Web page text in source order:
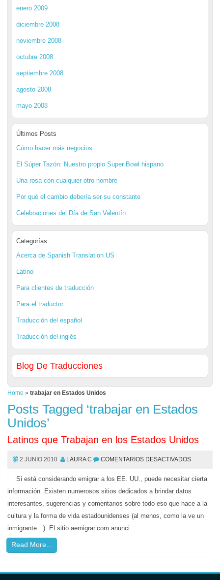
enero 2009
diciembre 2008
noviembre 2008
octubre 2008
septiembre 2008
agosto 2008
mayo 2008
Últimos Posts
Cómo hacer más negocios
El Súper Tazón: Nuestro propio Super Bowl hispano
Una rosa con cualquier otro nombre
Por qué el cambio debería ser su constante
Celebraciones del Día de San Valentín
Categorías
Acerca de Spanish Translation US
Latino
Para clientes de traducción
Para el traductor
Traducción del español
Traducción del inglés
Blog De Traducciones
Home » trabajar en Estados Unidos
Posts Tagged ‘trabajar en Estados
Unidos’
Latinos que Trabajan en los Estados Unidos
2 JUNIO 2010 LAURA C COMENTARIOS DESACTIVADOS
Si está considerando emigrar a los EE. UU., puede necesitar cierta
información. Existen numerosos sitios dedicados a brindar datos
interesantes, sugerencias y comentarios sobre todo eso que hace a la
cultura y la forma de vida estadounidenses (al menos, como la ve un
inmigrante…). El sitio aemigrar.com anunci
Read More...